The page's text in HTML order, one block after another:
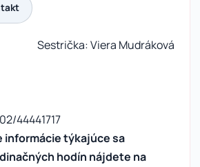
Sestrička: Viera Mudráková
44441717
informácie týkajúce sa
hodín nájdete na